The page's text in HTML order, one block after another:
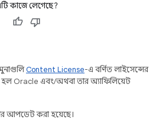
কাজে লেগেছে?
Content License-এ বর্ণিত লাইসেন্সের
হল Oracle এবং/অথবা তার অ্যাফিলিয়েট
আপডেট করা হয়েছে।